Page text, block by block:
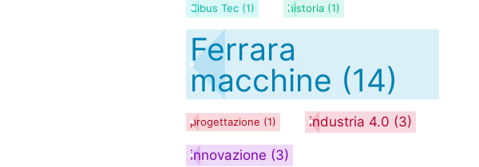
Cibus Tec (1) historia (1)
Ferrara
macchine (14)
progettazione (1) industria 4.0 (3)
innovazione (3)